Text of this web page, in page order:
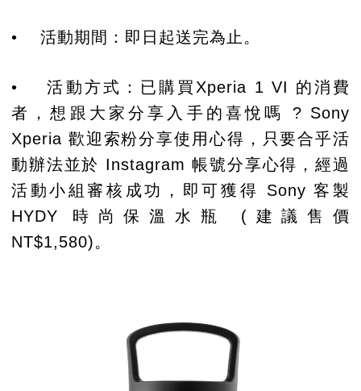
• 活動期間：即日起送完為止。
• 活動方式：已購買Xperia 1 VI 的消費
者，想跟大家分享入手的喜悅嗎 ? Sony
Xperia 歡迎索粉分享使用心得，只要合乎活
動辦法並於 Instagram 帳號分享心得，經過
活動小組審核成功，即可獲得 Sony 客製
HYDY 時尚保溫水瓶 (建議售價
NT$1,580)。